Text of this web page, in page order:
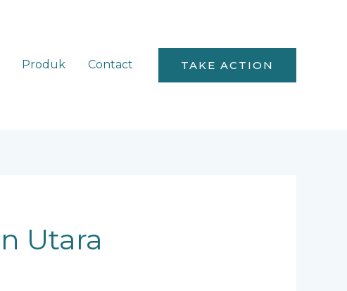
Produk Contact TAKE ACTION
Utara